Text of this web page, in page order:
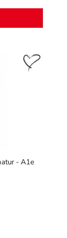
- A1e